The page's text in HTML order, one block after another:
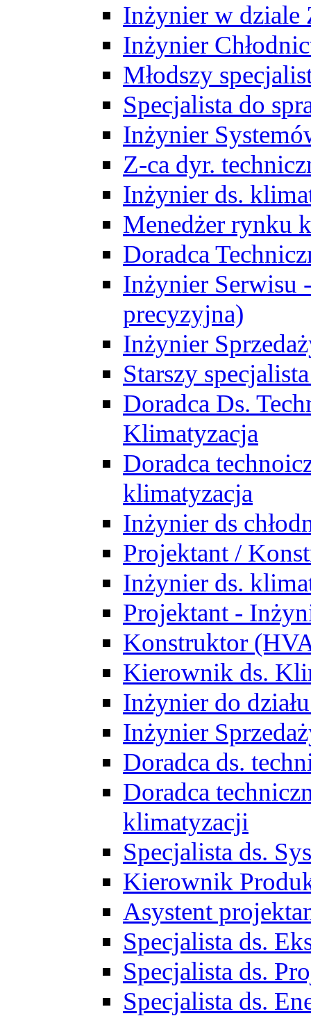
Inżynier w dziale
Inżynier
Młodszy
Specjalista do
Inżynier
Z-ca dyr.
Inżynier ds.
Menedżer rynku
Doradca
Inżynier Serwisu
precyzyjna)
Inżynier
Starszy
Doradca Ds.
Klimatyzacja
Doradca
klimatyzacja
Inżynier ds
Projektant /
Inżynier ds.
Projektant -
Konstruktor
Kierownik ds.
Inżynier do
Inżynier
Doradca ds.
Doradca
klimatyzacji
Specjalista ds.
Kierownik
Asystent
Specjalista ds.
Specjalista ds.
Specjalista ds.